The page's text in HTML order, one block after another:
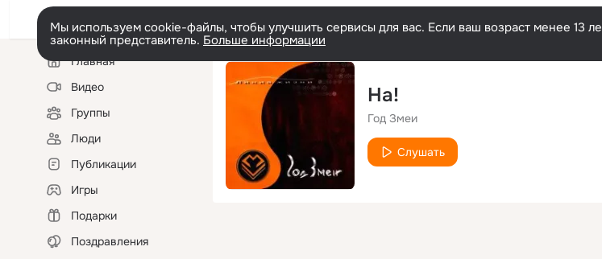
Мы используем cookie-файлы, чтобы улучшить сервисы для вас. Если ваш возраст менее 13
законный представитель. Больше информации
Левая
колонкаГлавная
Видео
Группы
Люди
Публикации
Игры
Подарки
Поздравления
На!
Год Змеи
Слушать